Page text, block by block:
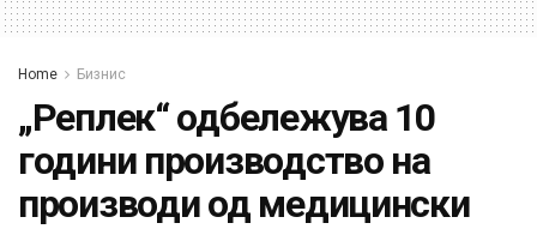
Home Бизнис
„Реплек“ одбележува 10
години производство на
производи од медицински